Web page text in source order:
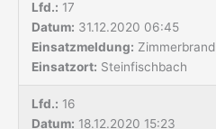
Lfd.: 17
Datum: 31.12.2020 06:45
Einsatzmeldung: Zimmerbrand
Einsatzort: Steinfischbach
Lfd.: 16
Datum: 18.12.2020 15:23